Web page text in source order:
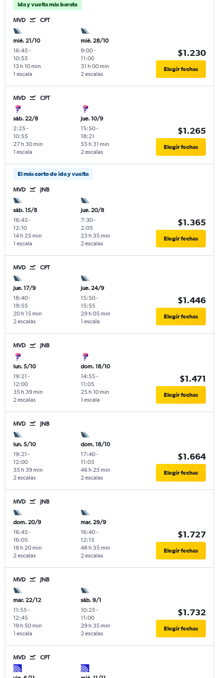
Ida y vuelta más barata
MVD CPT
mié. 21/10
16:45-
10:55
1 escala
13 h 10 min
mié. 28/10
9:00-
11:00
2 escalas
31 h 00 min
$1.230
Elegir fechas
MVD CPT
sáb. 22/8
2:25-
10:55
1 escala
27 h 30 min
jue. 10/9
15:50-
18:21
2 escalas
55 h 31 min
$1.265
Elegir fechas
El más corto de ida y vuelta
MVD JNB
sáb. 15/8
16:45-
12:10
1 escala
14 h 25 min
jue. 20/8
7:30-
2:05
2 escalas
23 h 35 min
$1.365
Elegir fechas
MVD CPT
jue. 17/9
18:40-
19:55
2 escalas
20 h 15 min
jue. 24/9
15:50-
15:55
1 escala
29 h 05 min
$1.446
Elegir fechas
MVD JNB
lun. 5/10
19:21 -
12:00
2 escalas
35 h 39 min
dom. 18/10
14:55-
11:05
1 escala
25 h 10 min
$1.471
Elegir fechas
MVD JNB
lun. 5/10
19:21 -
12:00
2 escalas
35 h 39 min
dom. 18/10
17:40-
11:05
2 escalas
46 h 25 min
$1.664
Elegir fechas
MVD JNB
dom. 20/9
16:45-
16:05
2 escalas
18 h 20 min
mar. 29/9
16:40-
12:15
2 escalas
48 h 35 min
$1.727
Elegir fechas
MVD JNB
mar. 22/12
11:55-
12:45
1 escala
19 h 50 min
sáb. 9/1
10:25-
11:00
2 escalas
29 h 35 min
$1.732
Elegir fechas
MVD CPT